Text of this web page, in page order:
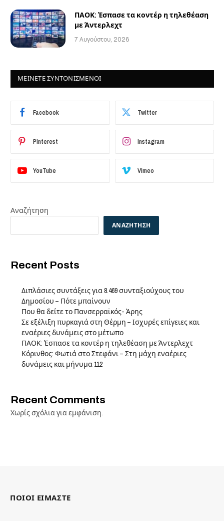
ΠΑΟΚ: Έσπασε τα κοντέρ η τηλεθέαση
με Άντερλεχτ
7 Αυγούστου, 2026
ΜΕΙΝΕΤΕ ΣΥΝΤΟΝΙΣΜΕΝΟΙ
Facebook Twitter
Pinterest Instagram
YouTube Vimeo
Αναζήτηση
ΑΝΑΖΉΤΗΣΗ
Recent Posts
Διπλάσιες συντάξεις για 8.469 συνταξιούχους του
Δημοσίου – Πότε μπαίνουν
Που θα δείτε το Πανσερραϊκός- Άρης
Σε εξέλιξη πυρκαγιά στη Θέρμη – Ισχυρές επίγειες και
εναέριες δυνάμεις στο μέτωπο
ΠΑΟΚ: Έσπασε τα κοντέρ η τηλεθέαση με Άντερλεχτ
Κόρινθος: Φωτιά στο Στεφάνι – Στη μάχη εναέριες
δυνάμεις και μήνυμα 112
Recent Comments
Χωρίς σχόλια για εμφάνιση.
ΠΟΙΟΙ ΕΙΜΑΣΤΕ